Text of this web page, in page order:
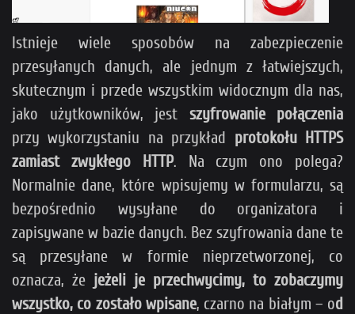
Istnieje wiele sposobów na zabezpieczenie
przesyłanych danych, ale jednym z łatwiejszych,
skutecznym i przede wszystkim widocznym dla nas,
jako użytkowników, jest szyfrowanie połączenia
przy wykorzystaniu na przykład protokołu HTTPS
zamiast zwykłego HTTP. Na czym ono polega?
Normalnie dane, które wpisujemy w formularzu, są
bezpośrednio wysyłane do organizatora i
zapisywane w bazie danych. Bez szyfrowania dane te
są przesyłane w formie nieprzetworzonej, co
oznacza, że jeżeli je przechwycimy, to zobaczymy
wszystko, co zostało wpisane, czarno na białym – od